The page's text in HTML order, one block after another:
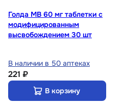
Голда МВ 60 мг таблетки с
модифицированным
высвобождением 30 шт
В наличии в 50 аптеках
221 ₽
В корзину